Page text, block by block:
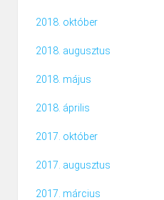
2018. október
2018. augusztus
2018. május
2018. április
2017. október
2017. augusztus
2017. március